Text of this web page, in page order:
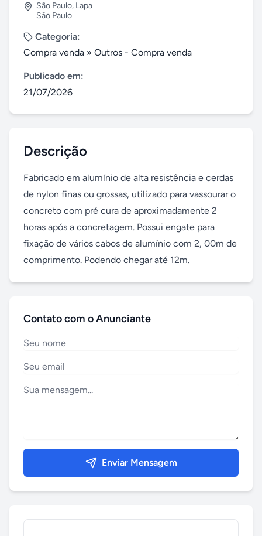
São Paulo, Lapa
São Paulo
Categoria:
Compra venda » Outros - Compra venda
Publicado em:
21/07/2026
Descrição
Fabricado em alumínio de alta resistência e cerdas
de nylon finas ou grossas, utilizado para vassourar o
concreto com pré cura de aproximadamente 2
horas após a concretagem. Possui engate para
fixação de vários cabos de alumínio com 2, 00m de
comprimento. Podendo chegar até 12m.
Contato com o Anunciante
Enviar Mensagem